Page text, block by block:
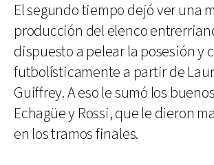
El segundo tiempo dejó ver una
producción del elenco
dispuesto a pelear la posesión y
futbolísticamente a partir de
Guiffrey. A eso le sumó los
Echagüe y Rossi, que le dieron
en los tramos finales.